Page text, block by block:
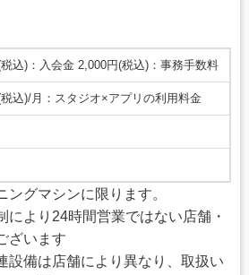
込)：入会金 2,000円(税込)：事務手数料
込)/月：スタジオ×アプリの利用料金
グマシンに限ります。
より24時間営業ではない店舗・
ざいます
設備は店舗により異なり、取扱い